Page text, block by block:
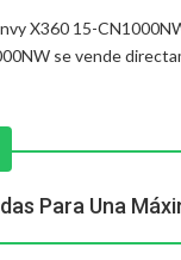
X360 15-
se vende
Para Una